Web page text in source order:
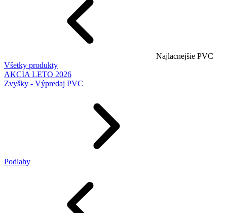
Najlacnejšie PVC
Všetky produkty
AKCIA LETO 2026
Zvyšky - Výpredaj PVC
Podlahy